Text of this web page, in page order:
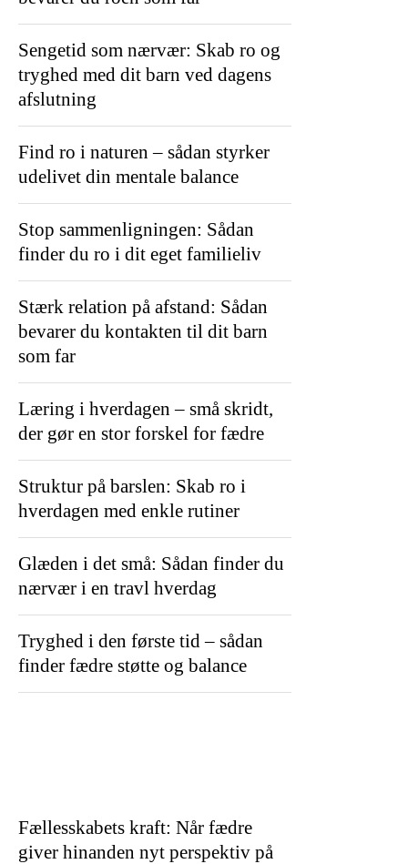
Sengetid som nærvær: Skab ro og
tryghed med dit barn ved dagens
afslutning
Find ro i naturen – sådan styrker
udelivet din mentale balance
Stop sammenligningen: Sådan
finder du ro i dit eget familieliv
Stærk relation på afstand: Sådan
bevarer du kontakten til dit barn
som far
Læring i hverdagen – små skridt,
der gør en stor forskel for fædre
Struktur på barslen: Skab ro i
hverdagen med enkle rutiner
Glæden i det små: Sådan finder du
nærvær i en travl hverdag
Tryghed i den første tid – sådan
finder fædre støtte og balance
Fællesskabets kraft: Når fædre
giver hinanden nyt perspektiv på